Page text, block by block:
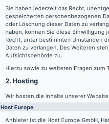
Sie haben jederzeit das Recht,
gespeicherten personenbezogenen
oder Löschung dieser Daten zu
haben, können Sie diese Einwilligung
Recht, unter bestimmten Umständen
Daten zu verlangen. Des Weiteren
Aufsichtsbehörde zu.
Hierzu sowie zu weiteren Fragen zum
2. Hosting
Wir hosten die Inhalte unserer
Host Europe
Anbieter ist die Host Europe GmbH,